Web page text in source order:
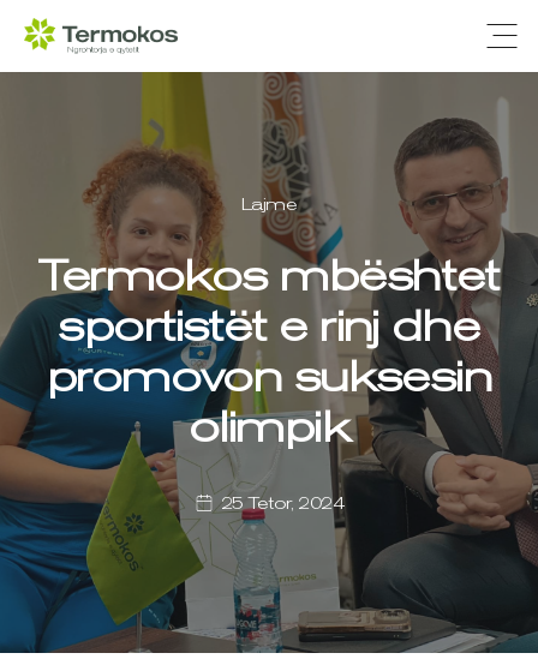
Lajme
Termokos mbështet
sportistët e rinj dhe
promovon suksesin
olimpik
25 Tetor, 2024